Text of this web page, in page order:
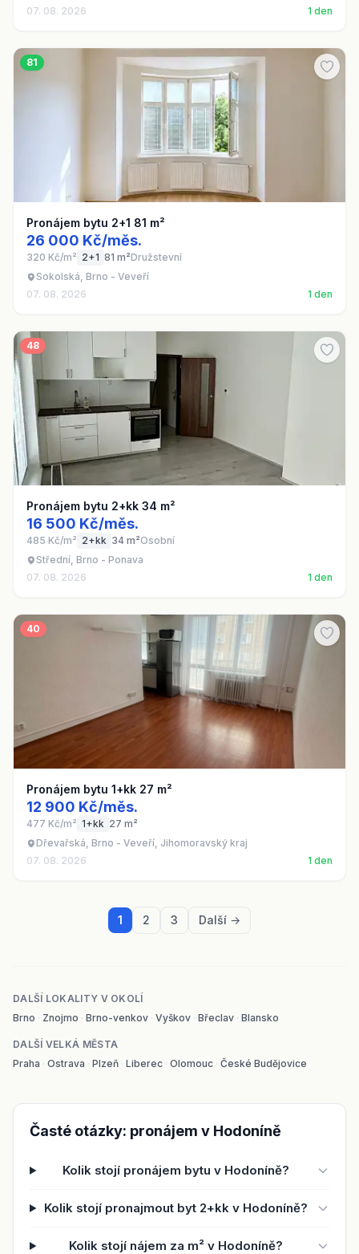
07. 08. 2026
1 den
81
Pronájem bytu 2+1 81 m²
26 000 Kč/měs.
320 Kč/m² 2+1 81 m²Družstevní
Sokolská, Brno - Veveří
07. 08. 2026
1 den
48
Pronájem bytu 2+kk 34 m²
16 500 Kč/měs.
485 Kč/m² 2+kk 34 m²Osobní
Střední, Brno - Ponava
07. 08. 2026
1 den
40
Pronájem bytu 1+kk 27 m²
12 900 Kč/měs.
477 Kč/m² 1+kk 27 m²
Dřevařská, Brno - Veveří, Jihomoravský kraj
07. 08. 2026
1 den
1 2 3 Další →
DALŠÍ LOKALITY V OKOLÍ
Brno · Znojmo · Brno-venkov · Vyškov · Břeclav · Blansko
DALŠÍ VELKÁ MĚSTA
Praha · Ostrava · Plzeň · Liberec · Olomouc · České Budějovice
Časté otázky: pronájem v Hodoníně
Kolik stojí pronájem bytu v Hodoníně?
Kolik stojí pronajmout byt 2+kk v Hodoníně?
Kolik stojí nájem za m² v Hodoníně?